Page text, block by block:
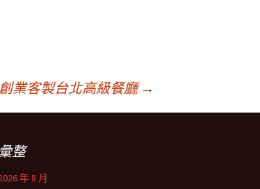
業客製台北高級餐廳 →
整
年 8 月